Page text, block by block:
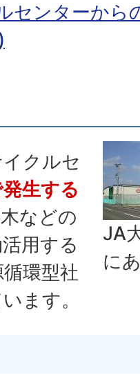
センターから
JA
に
クルセ
生する
などの
用する
環型社
ます。